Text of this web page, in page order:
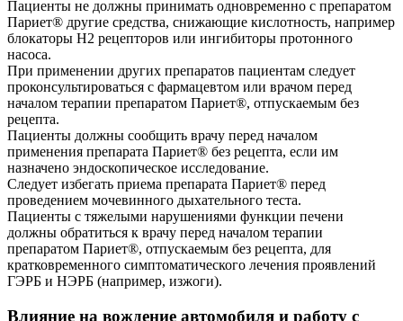
Пациенты не должны принимать одновременно с препаратом
Париет® другие средства, снижающие кислотность, например
блокаторы Н2 рецепторов или ингибиторы протонного
насоса.
При применении других препаратов пациентам следует
проконсультироваться с фармацевтом или врачом перед
началом терапии препаратом Париет®, отпускаемым без
рецепта.
Пациенты должны сообщить врачу перед началом
применения препарата Париет® без рецепта, если им
назначено эндоскопическое исследование.
Следует избегать приема препарата Париет® перед
проведением мочевинного дыхательного теста.
Пациенты с тяжелыми нарушениями функции печени
должны обратиться к врачу перед началом терапии
препаратом Париет®, отпускаемым без рецепта, для
кратковременного симптоматического лечения проявлений
ГЭРБ и НЭРБ (например, изжоги).
Влияние на вождение автомобиля и работу с